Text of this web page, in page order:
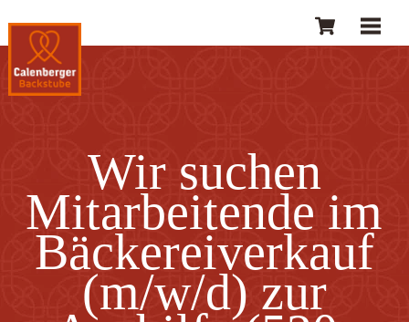
to
content
Cart
Wir suchen
Mitarbeitende im
Bäckereiverkauf
(m/w/d) zur